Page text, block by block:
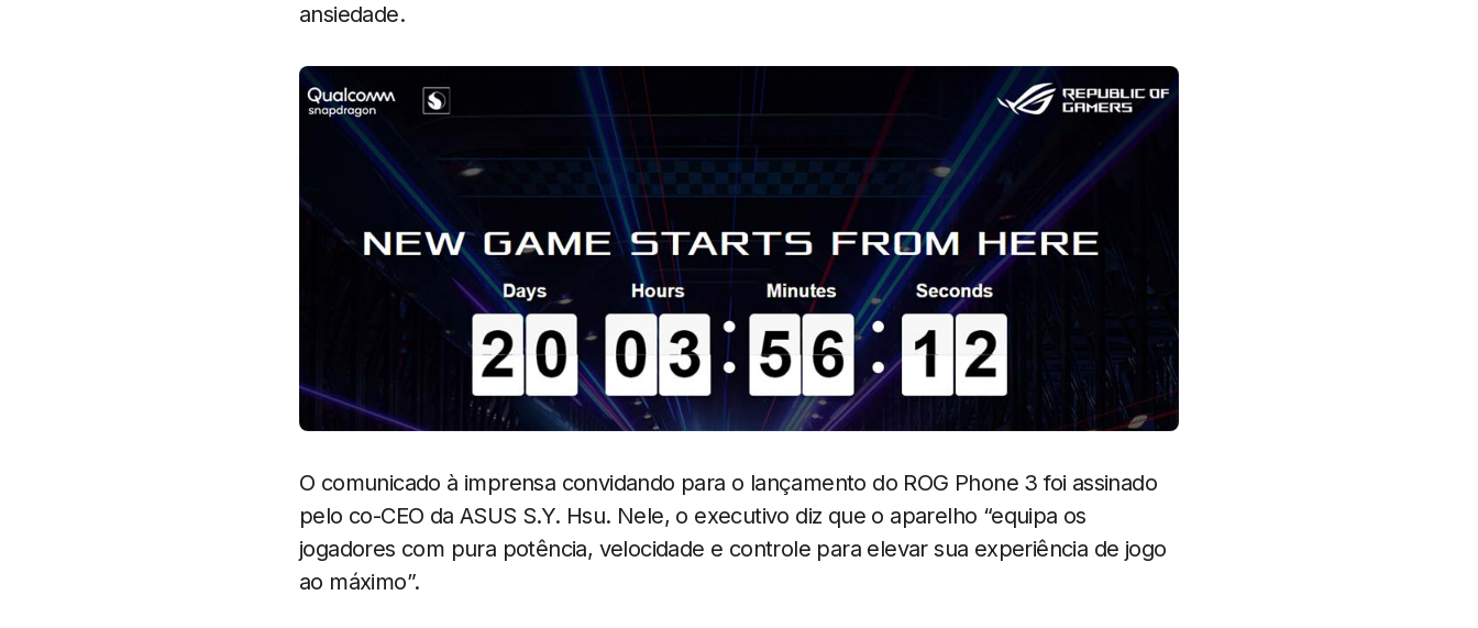
ansiedade.
O comunicado à imprensa convidando para o lançamento do ROG Phone 3 foi assinado
pelo co-CEO da ASUS S.Y. Hsu. Nele, o executivo diz que o aparelho “equipa os
jogadores com pura potência, velocidade e controle para elevar sua experiência de jogo
ao máximo”.